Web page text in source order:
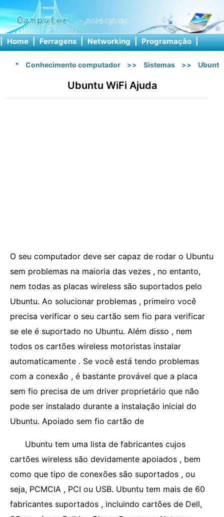
| Home | Ferragens | Networking | Programação |
* Conhecimento computador >> Sistemas >> Ubuntu
Ubuntu WiFi Ajuda
O seu computador deve ser capaz de rodar o Ubuntu
sem problemas na maioria das vezes , no entanto,
nem todas as placas wireless são suportados pelo
Ubuntu. Ao solucionar problemas , primeiro você
precisa verificar o seu cartão sem fio para verificar
se ele é suportado no Ubuntu. Além disso , nem
todos os cartões wireless motoristas instalar
automaticamente . Se você está tendo problemas
com a conexão , é bastante provável que a placa
sem fio precisa de um driver proprietário que não
pode ser instalado durante a instalação inicial do
Ubuntu. Apoiado sem fio cartão de
Ubuntu tem uma lista de fabricantes cujos
cartões wireless são devidamente apoiados , bem
como que tipo de conexões são suportados , ou
seja, PCMCIA , PCI ou USB. Ubuntu tem mais de 60
fabricantes suportados , incluindo cartões de Dell,